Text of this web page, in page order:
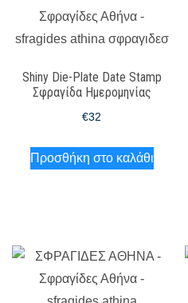
Shiny Die-Plate Date Stamp
Σφραγίδα Ημερομηνίας
€32
Προσθήκη στο καλάθι